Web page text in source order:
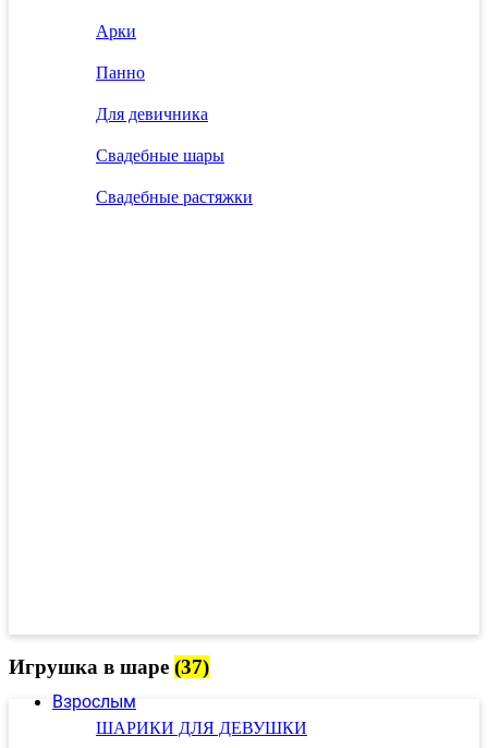
Арки
Панно
Для девичника
Свадебные шары
Свадебные растяжки
Взрослым
ШАРИКИ ДЛЯ ДЕВУШКИ
Игрушка в шаре (37)